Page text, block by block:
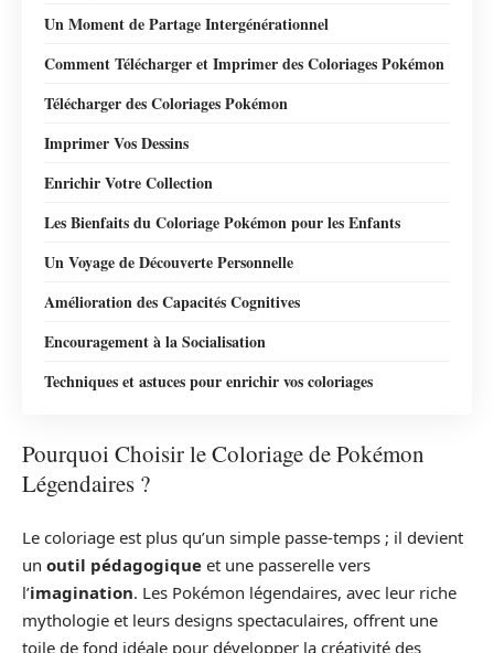
Un Moment de Partage Intergénérationnel
Comment Télécharger et Imprimer des Coloriages Pokémon
Télécharger des Coloriages Pokémon
Imprimer Vos Dessins
Enrichir Votre Collection
Les Bienfaits du Coloriage Pokémon pour les Enfants
Un Voyage de Découverte Personnelle
Amélioration des Capacités Cognitives
Encouragement à la Socialisation
Techniques et astuces pour enrichir vos coloriages
Pourquoi Choisir le Coloriage de Pokémon
Légendaires ?
Le coloriage est plus qu’un simple passe-temps ; il devient
un outil pédagogique et une passerelle vers
l’imagination. Les Pokémon légendaires, avec leur riche
mythologie et leurs designs spectaculaires, offrent une
toile de fond idéale pour développer la créativité des